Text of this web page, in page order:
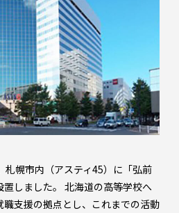
札幌市内（アスティ45）に「弘前
しました。 北海道の高等学校へ
支援の拠点とし、これまでの活動